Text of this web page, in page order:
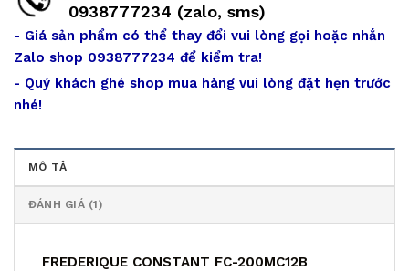
0938777234 (zalo, sms)
- Giá sản phẩm có thể thay đổi vui lòng gọi hoặc nhắn
Zalo shop 0938777234 để kiểm tra!
- Quý khách ghé shop mua hàng vui lòng đặt hẹn trước
nhé!
MÔ TẢ
ĐÁNH GIÁ (1)
FREDERIQUE CONSTANT FC-200MC12B